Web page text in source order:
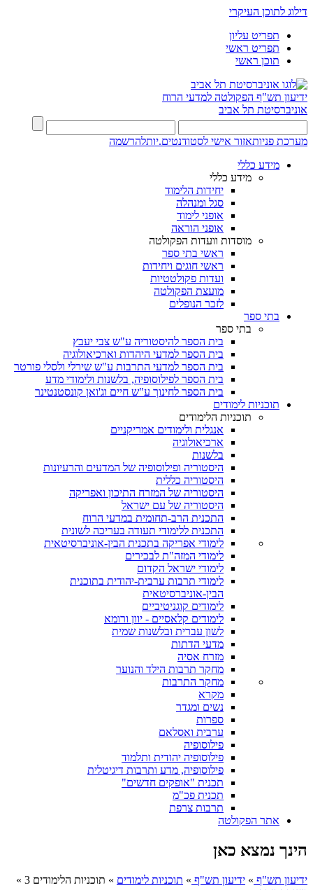
דילוג לתוכן העיקרי
תפריט עליון
תפריט ראשי
תוכן ראשי
ידיעון תש"ף הפקולטה למדעי הרוח
אוניברסיטת תל אביב
מערכת פניותאזור אישי לסטודנטים.יותלהרשמה
מידע כללי
מידע כללי
יחידות הלימוד
סגל ומנהלה
אופני לימוד
אופני הוראה
מוסדות וועדות הפקולטה
ראשי בתי ספר
ראשי חוגים ויחידות
ועדות פקולטטיות
מועצת הפקולטה
לזכר הנופלים
בתי ספר
בתי ספר
בית הספר להיסטוריה ע"ש צבי יעבץ
בית הספר למדעי היהדות וארכיאולוגיה
בית הספר למדעי התרבות ע"ש שירלי ולסלי פורטר
בית הספר לפילוסופיה, בלשנות ולימודי מדע
בית הספר לחינוך ע"ש חיים וג'ואן קונסטנטינר
תוכניות לימודים
תוכניות הלימודים
אנגלית ולימודים אמריקניים
ארכיאולוגיה
בלשנות
היסטוריה ופילוסופיה של המדעים והרעיונות
היסטוריה כללית
היסטוריה של המזרח התיכון ואפריקה
היסטוריה של עם ישראל
התכנית הרב-תחומית במדעי הרוח
התכנית ללימודי תעודה בעריכה לשונית
לימודי אפריקה בתכנית הבין-אוניברסיטאית
לימודי המזה"ת לבכירים
לימודי ישראל הקדום
לימודי תרבות ערבית-יהודית בתוכנית
הבין-אוניברסיטאית
לימודים קוגניטיביים
לימודים קלאסיים - יוון ורומא
לשון עברית ובלשנות שמית
מדעי הדתות
מזרח אסיה
מחקר תרבות הילד והנוער
מחקר התרבות
מקרא
נשים ומגדר
ספרות
ערבית ואסלאם
פילוסופיה
פילוסופיה יהודית ותלמוד
פילוסופיה, מדע ותרבות דיגיטלית
תכנית "אופקים חדשים"
תכנית פכ"מ
תרבות צרפת
אתר הפקולטה
הינך נמצא כאן
ידיעון תש"ף » ידיעון תש"ף » תוכניות לימודים » תוכניות הלימודים 3
»